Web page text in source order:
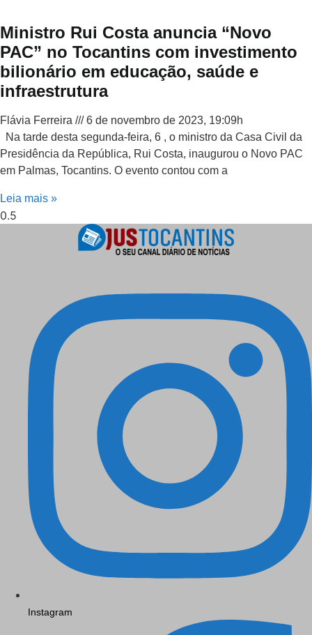
Ministro Rui Costa anuncia “Novo
PAC” no Tocantins com investimento
bilionário em educação, saúde e
infraestrutura
Flávia Ferreira
6 de novembro de 2023, 19:09h
Na tarde desta segunda-feira, 6 , o ministro da Casa Civil da
Presidência da República, Rui Costa, inaugurou o Novo PAC
em Palmas, Tocantins. O evento contou com a
Leia mais »
Instagram